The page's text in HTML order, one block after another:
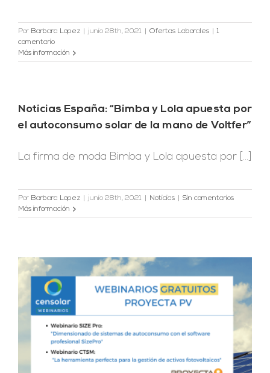
Por Barbara Lopez junio 28th, 2021 Ofertas Laborales
1
comentario
Más información
Noticias España: “Bimba y Lola apuesta por
el autoconsumo solar de la mano de Voltfer”
La firma de moda Bimba y Lola apuesta por [...]
Por Barbara Lopez junio 28th, 2021 Noticias
Sin comentarios
Más información